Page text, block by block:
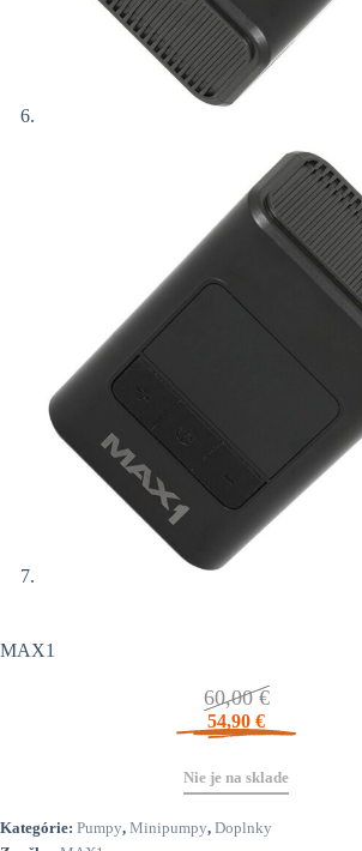
MAX1
60,00€
54,90€
Nie je na sklade
Kategórie: Pumpy, Minipumpy, Doplnky